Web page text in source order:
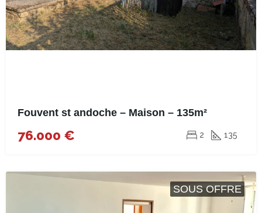
Fouvent st andoche – Maison – 135m²
76.000 € 2 135
SOUS OFFRE